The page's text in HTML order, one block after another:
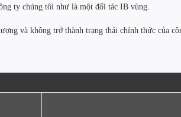
ty chúng tôi như là một đối tác IB vùng.
và không trở thành trạng thái chính thức của